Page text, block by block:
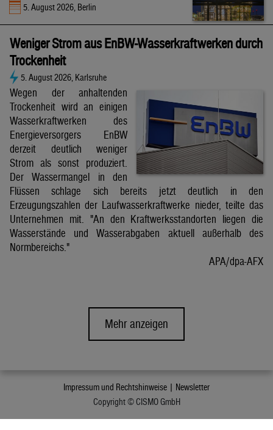
5. August 2026, Berlin
Weniger Strom aus EnBW-Wasserkraftwerken durch
Trockenheit
5. August 2026, Karlsruhe
Wegen der anhaltenden
Trockenheit wird an einigen
Wasserkraftwerken des
Energieversorgers EnBW
derzeit deutlich weniger
Strom als sonst produziert.
Der Wassermangel in den
Flüssen schlage sich bereits jetzt deutlich in den
Erzeugungszahlen der Laufwasserkraftwerke nieder, teilte das
Unternehmen mit. "An den Kraftwerksstandorten liegen die
Wasserstände und Wasserabgaben aktuell außerhalb des
Normbereichs."
APA/dpa-AFX
Mehr anzeigen
Impressum und Rechtshinweise | Newsletter
Copyright © CISMO GmbH